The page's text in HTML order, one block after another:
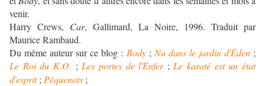
venir.
Harry Crews, Car, Gallimard, La Noire, 1996. Traduit par
Maurice Rambaud.
Du même auteur sur ce blog : Body; Nu dans le jardin d'Éden;
Le Roi du K.O. ; Les portes de l'Enfer; Le karaté est un état
d'esprit; Péquenots ;